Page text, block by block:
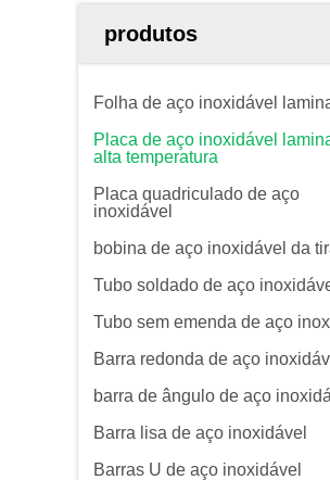
produtos
Folha de aço inoxidável
Placa de aço inoxidável
alta temperatura
Placa quadriculado de aço
inoxidável
bobina de aço inoxidável da
Tubo soldado de aço
Tubo sem emenda de aço
Barra redonda de aço
barra de ângulo de aço
Barra lisa de aço inoxidável
Barras U de aço inoxidável